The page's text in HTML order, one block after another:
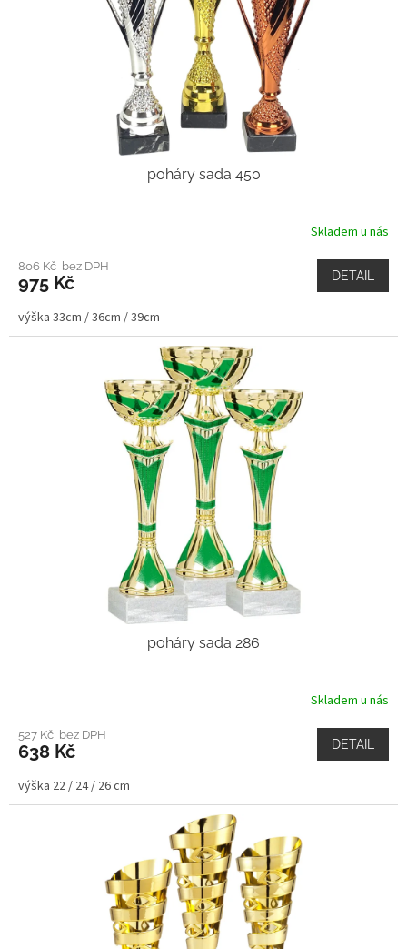
poháry sada 450
Skladem u nás
806 Kč bez DPH
975 Kč DETAIL
výška 33cm / 36cm / 39cm
poháry sada 286
Skladem u nás
527 Kč bez DPH
638 Kč DETAIL
výška 22 / 24 / 26 cm